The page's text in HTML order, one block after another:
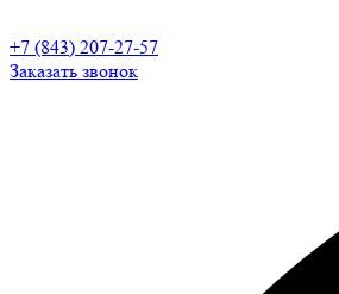
+7 (843) 207-27-57
Заказать звонок